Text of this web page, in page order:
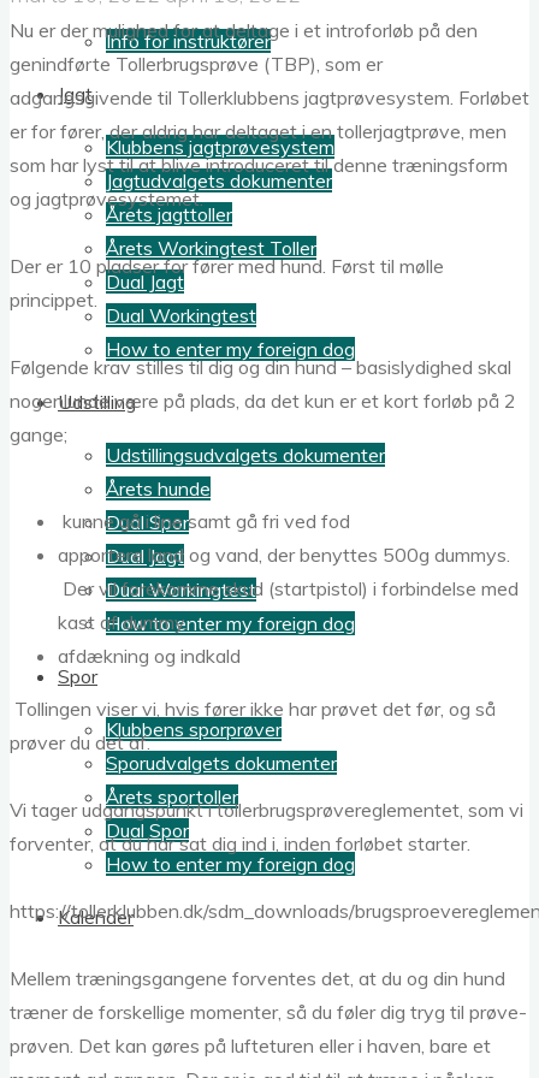
Info for instruktører
Jagt
Klubbens jagtprøvesystem
Jagtudvalgets dokumenter
Årets jagttoller
Årets Workingtest Toller
Dual Jagt
Dual Workingtest
How to enter my foreign dog
Udstilling
Udstillingsudvalgets dokumenter
Årets hunde
Dual Spor
Dual Jagt
Dual Workingtest
How to enter my foreign dog
Spor
Klubbens sporprøver
Sporudvalgets dokumenter
Årets sportoller
Dual Spor
How to enter my foreign dog
Kalender
Nu er der mulighed for at deltage i et introforløb på den
genindførte Tollerbrugsprøve (TBP), som er
adgangsgivende til Tollerklubbens jagtprøvesystem. Forløbet
er for fører, der aldrig har deltaget i en tollerjagtprøve, men
som har lyst til at blive introduceret til denne træningsform
og jagtprøvesystemet.
Der er 10 pladser for fører med hund. Først til mølle
princippet.
Følgende krav stilles til dig og din hund – basislydighed skal
nogenlunde være på plads, da det kun er et kort forløb på 2
gange;
kunne gå i line samt gå fri ved fod
apportere land og vand, der benyttes 500g dummys.
Der vil forekomme skud (startpistol) i forbindelse med
kast af dummy.
afdækning og indkald
Tollingen viser vi, hvis fører ikke har prøvet det før, og så
prøver du det af.
Vi tager udgangspunkt i tollerbrugsprøvereglementet, som vi
forventer, at du har sat dig ind i, inden forløbet starter.
https://tollerklubben.dk/sdm_downloads/
Mellem træningsgangene forventes det, at du og din hund
træner de forskellige momenter, så du føler dig tryg til prøve-
prøven. Det kan gøres på lufteturen eller i haven, bare et